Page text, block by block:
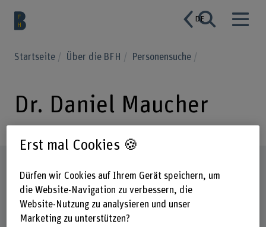
DE
Startseite Über die BFH Personensuche
Dr. Daniel Maucher
Erst mal Cookies 🍪
Dürfen wir Cookies auf Ihrem Gerät speichern, um
die Website-Navigation zu verbessern, die
Website-Nutzung zu analysieren und unser
Marketing zu unterstützen?